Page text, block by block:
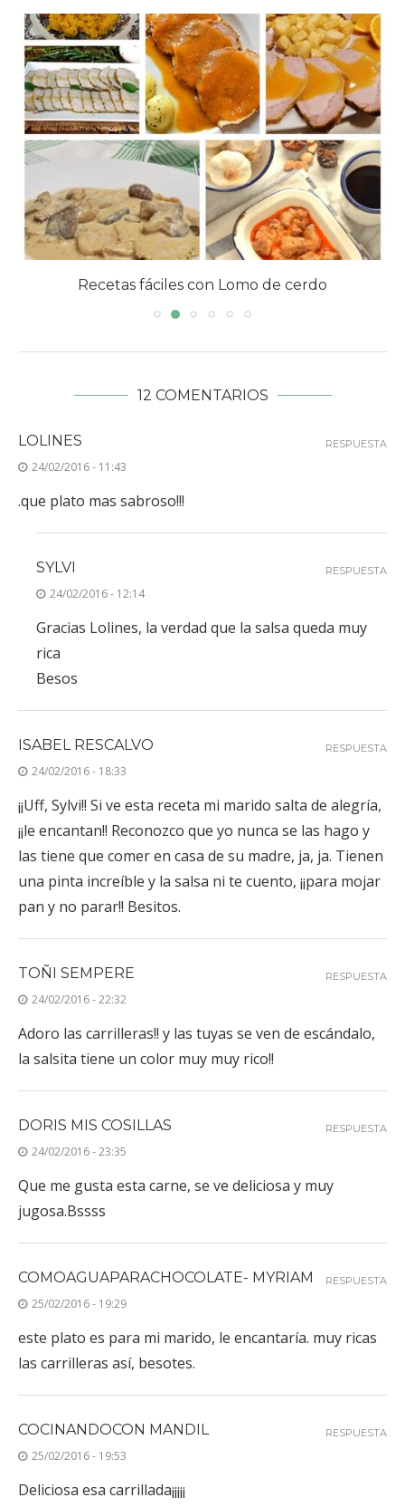
Recetas fáciles con Lomo de cerdo
12 COMENTARIOS
LOLINES
24/02/2016 - 11:43
.que plato mas sabroso!!!
RESPUESTA
SYLVI
24/02/2016 - 12:14
Gracias Lolines, la verdad que la salsa queda muy
rica
Besos
RESPUESTA
ISABEL RESCALVO
24/02/2016 - 18:33
¡¡Uff, Sylvi!! Si ve esta receta mi marido salta de alegría,
¡¡le encantan!! Reconozco que yo nunca se las hago y
las tiene que comer en casa de su madre, ja, ja. Tienen
una pinta increíble y la salsa ni te cuento, ¡¡para mojar
pan y no parar!! Besitos.
RESPUESTA
TOÑI SEMPERE
24/02/2016 - 22:32
Adoro las carrilleras!! y las tuyas se ven de escándalo,
la salsita tiene un color muy muy rico!!
RESPUESTA
DORIS MIS COSILLAS
24/02/2016 - 23:35
Que me gusta esta carne, se ve deliciosa y muy
jugosa.Bssss
RESPUESTA
COMOAGUAPARACHOCOLATE- MYRIAM
25/02/2016 - 19:29
este plato es para mi marido, le encantaría. muy ricas
las carrilleras así, besotes.
RESPUESTA
COCINANDOCON MANDIL
25/02/2016 - 19:53
Deliciosa esa carrillada¡¡¡¡¡
RESPUESTA